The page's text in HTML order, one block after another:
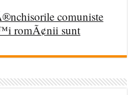
comuniste
romÃ¢nii sunt